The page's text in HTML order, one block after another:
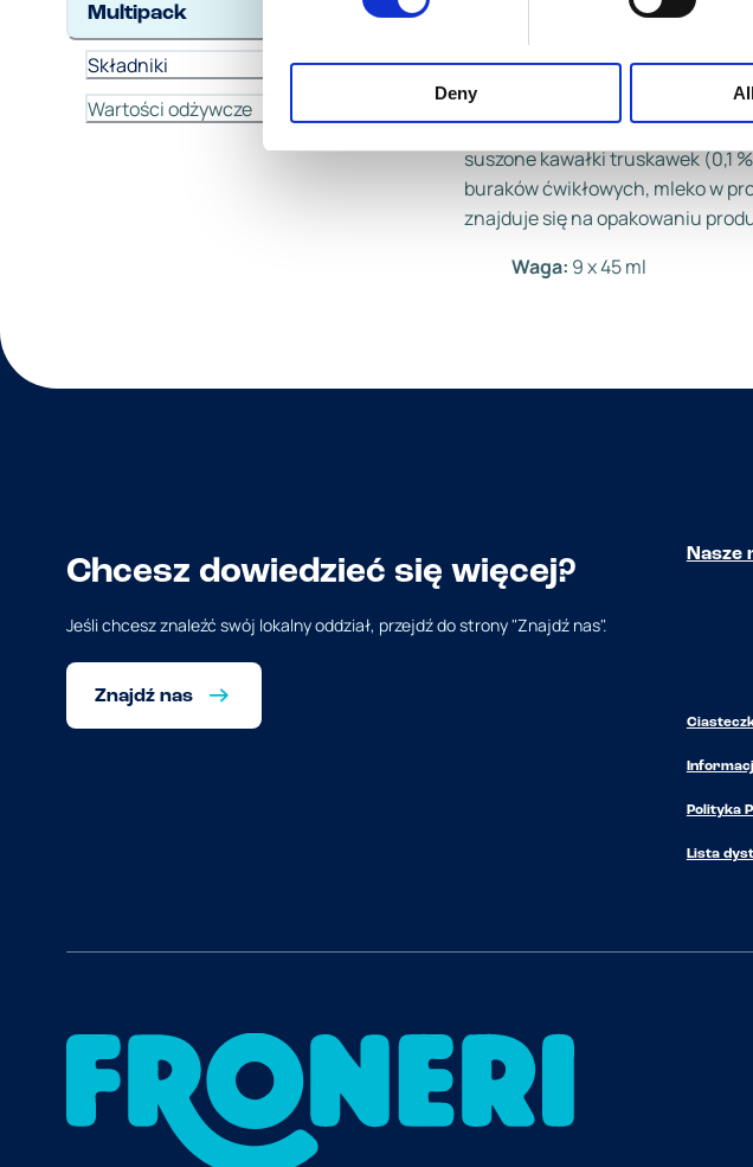
Deny
Multipack
Składniki
Wartości odżywcze
Składniki
Lody wodne o smaku
kawałkami suszonej truskawki.
suszone kawałki truskawek (0,1
buraków ćwikłowych, mleko w
znajduje się na opakowaniu
Waga: 9 x 45 ml
Chcesz dowiedzieć się więcej?
Jeśli chcesz znaleźć swój lokalny oddział, przejdź do strony "Znajdź nas".
Znajdź nas
Nasze
Polityka
Lista